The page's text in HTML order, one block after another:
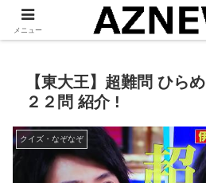
「 見たい・役立つ・面白い
【東大王】超難問 ひら
２２問 紹介 !
クイズ・なぞなぞ
メニュー